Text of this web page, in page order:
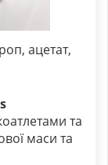
ацетат,
та
маси та